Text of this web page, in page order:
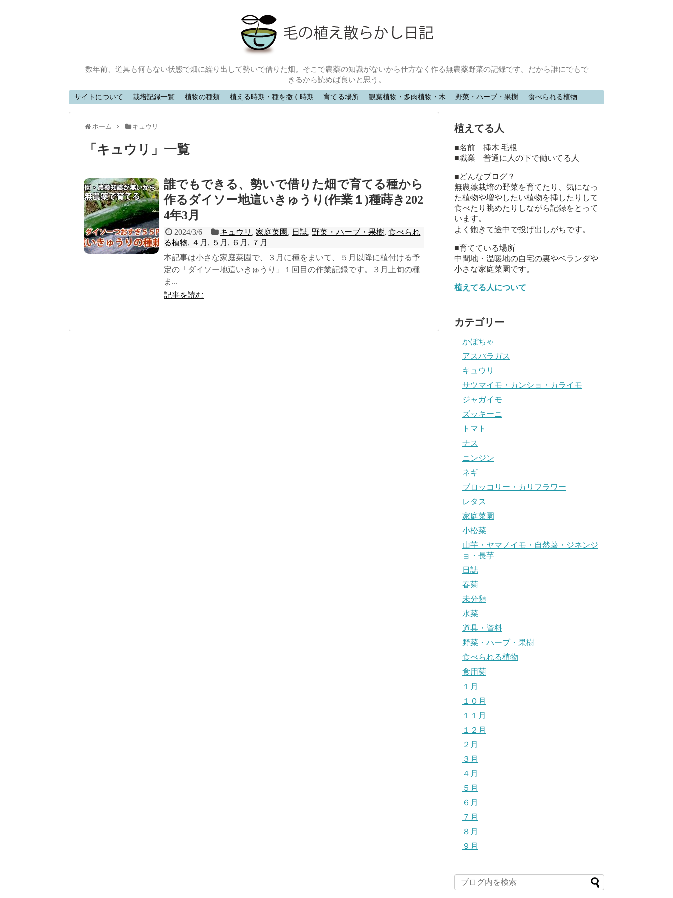
数年前、道具も何もない状態で畑に繰り出して勢いで借りた畑。そこで農薬の知識がないから仕方なく作る無農薬野菜の記録です。だから誰にでもで
きるから読めば良いと思う。
サイトについて 栽培記録一覧 植物の種類 植える時期・種を撒く時期 育てる場所 観葉植物・多肉植物・木 野菜・ハーブ・果樹 食べられる植物
ホーム キュウリ
「 キュウリ 」 一覧
誰でもできる、勢いで借りた畑で育てる種から
作るダイソー地這いきゅうり(作業１)種蒔き202
4年3月
2024/3/6 キュウリ ,家庭菜園 , 日誌, 野菜・ハーブ・果樹,食べられ
る植物, ４月 , ５月 , ６月 , ７月
本記事は小さな家庭菜園で、３月に種をまいて、５月以降に植付ける予
定の「ダイソー地這いきゅうり」１回目の作業記録です。３月上旬の種
ま...
記事を読む
植えてる人
■名前 挿木 毛根
■職業 普通に人の下で働いてる人
■どんなブログ？
無農薬栽培の野菜を育てたり、気になっ
た植物や増やしたい植物を挿したりして
食べたり眺めたりしながら記録をとって
います。
よく飽きて途中で投げ出しがちです。
■育てている場所
中間地・温暖地の自宅の裏やベランダや
小さな家庭菜園です。
植えてる人について
カテゴリー
かぼちゃ
アスパラガス
キュウリ
サツマイモ・カンショ・カライモ
ジャガイモ
ズッキーニ
トマト
ナス
ニンジン
ネギ
ブロッコリー・カリフラワー
レタス
家庭菜園
小松菜
山芋・ヤマノイモ・自然薯・ジネンジ
ョ・長芋
日誌
春菊
未分類
水菜
道具・資料
野菜・ハーブ・果樹
食べられる植物
食用菊
１月
１０月
１１月
１２月
２月
３月
４月
５月
６月
７月
８月
９月